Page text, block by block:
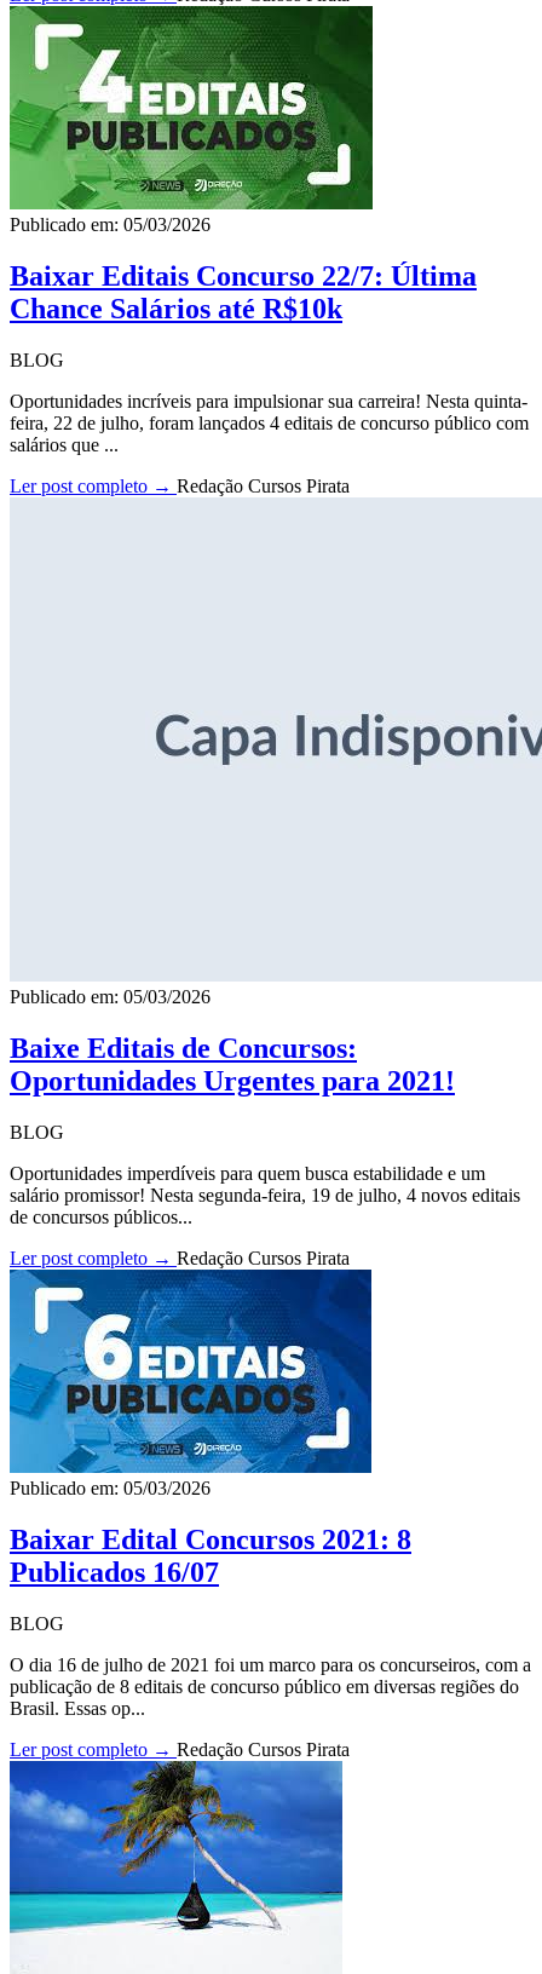
Publicado em: 05/03/2026
Baixar Editais Concurso 22/7: Última
Chance Salários até R$10k
BLOG
Oportunidades incríveis para impulsionar sua carreira! Nesta quinta-
feira, 22 de julho, foram lançados 4 editais de concurso público com
salários que ...
Ler post completo → Redação Cursos Pirata
Publicado em: 05/03/2026
Baixe Editais de Concursos:
Oportunidades Urgentes para 2021!
BLOG
Oportunidades imperdíveis para quem busca estabilidade e um
salário promissor! Nesta segunda-feira, 19 de julho, 4 novos editais
de concursos públicos...
Ler post completo → Redação Cursos Pirata
Publicado em: 05/03/2026
Baixar Edital Concursos 2021: 8
Publicados 16/07
BLOG
O dia 16 de julho de 2021 foi um marco para os concurseiros, com a
publicação de 8 editais de concurso público em diversas regiões do
Brasil. Essas op...
Ler post completo → Redação Cursos Pirata